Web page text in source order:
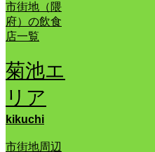
市街地（隈
府）の飲食
店一覧
菊池エ
リア
kikuchi
市街地周辺